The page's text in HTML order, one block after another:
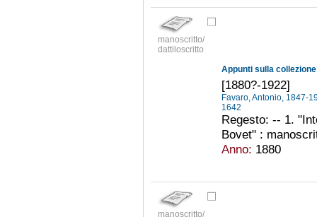
manoscritto/
dattiloscritto
Appunti sulla
[1880?-1922]
Favaro, Antonio, 1847-
1642
Regesto: -- 1.
Bovet" :
Anno: 1880
manoscritto/